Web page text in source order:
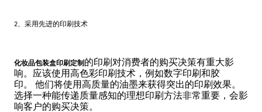
2、采用先进的印刷技术
化妆品包装盒印刷定制的印刷对消费者的购买决策有重大影
响。应该使用高色彩印刷技术，例如数字印刷和胶
印。
他们将使用高质量的油墨来获得突出的印刷效果。
选择一种能传递质量感知的理想印刷方法非常重要，会影
响客户的购买决策。